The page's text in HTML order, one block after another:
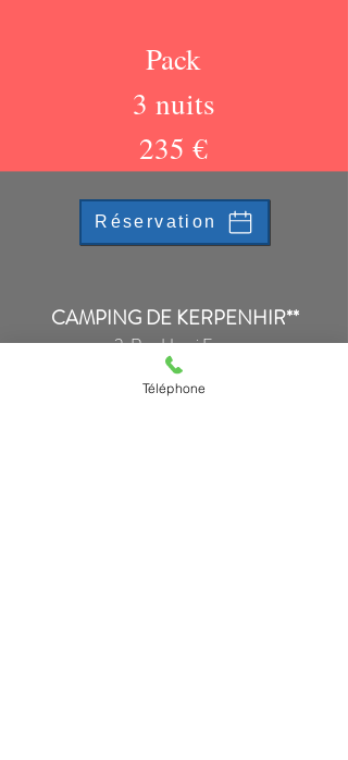
Pack
3 nuits
235 €
Réservation
CAMPING DE KERPENHIR**
2, Rue Henri Ezan
56740 Locmariaquer
Téléphone